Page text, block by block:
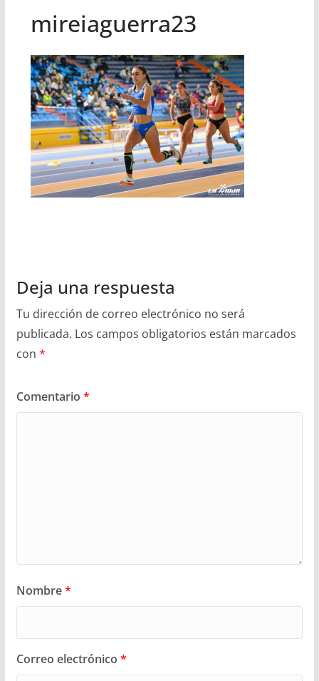
mireiaguerra23
Deja una respuesta
Tu dirección de correo electrónico no será
publicada. Los campos obligatorios están marcados
con *
Comentario *
Nombre*
Correo electrónico *